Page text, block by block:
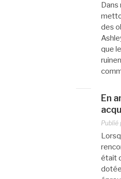
Dans
des
que
En
Publié
était